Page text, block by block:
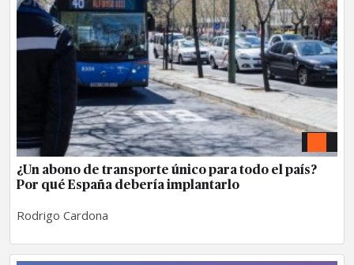
¿Un abono de transporte único para todo el país?
Por qué España debería implantarlo
Rodrigo Cardona